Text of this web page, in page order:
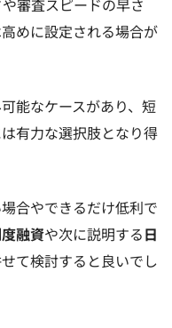
審査スピードの早さ
めに設定される場合が
能なケースがあり、短
有力な選択肢となり得
合やできるだけ低利で
融資や次に説明する日
て検討すると良いでし